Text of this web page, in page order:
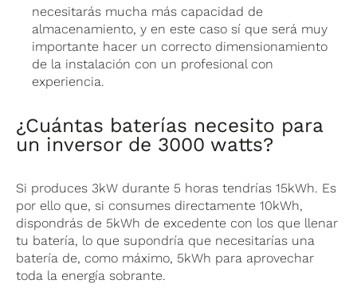
necesitarás mucha más capacidad de
almacenamiento, y en este caso sí que será muy
importante hacer un correcto dimensionamiento
de la instalación con un profesional con
experiencia.
¿Cuántas baterías necesito para
un inversor de 3000 watts?
Si produces 3kW durante 5 horas tendrías 15kWh. Es
por ello que, si consumes directamente 10kWh,
dispondrás de 5kWh de excedente con los que llenar
tu batería, lo que supondría que necesitarías una
batería de, como máximo, 5kWh para aprovechar
toda la energía sobrante.